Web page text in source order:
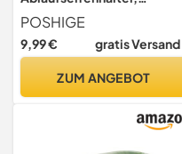
Seifenschoner, einfache
Reinigung, Stoppt
matschige Seifenablage für
Küche
POSHIGE
9,99 € gratis Versand
ZUM ANGEBOT